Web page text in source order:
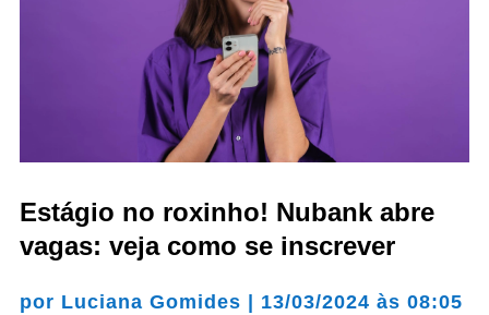
Estágio no roxinho! Nubank abre
vagas: veja como se inscrever
por Luciana Gomides 13/03/2024 às 08:05